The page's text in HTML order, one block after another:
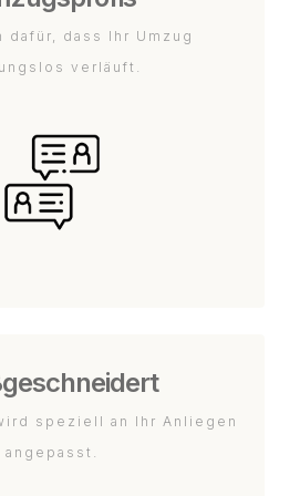
dafür, dass Ihr Umzug
verläuft.
speziell an Ihr Anliegen
angepasst.